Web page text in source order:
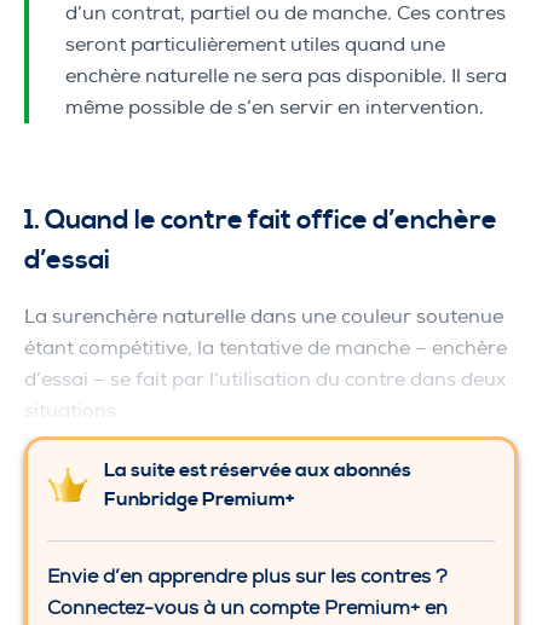
d’un contrat, partiel ou de manche. Ces contres
seront particulièrement utiles quand une
enchère naturelle ne sera pas disponible. Il sera
même possible de s’en servir en intervention.
1. Quand le contre fait office d’enchère
d’essai
La surenchère naturelle dans une couleur soutenue
étant compétitive, la tentative de manche – enchère
d’essai – se fait par l’utilisation du contre dans deux
situations :
La suite est réservée aux abonnés
Funbridge Premium+
Envie d’en apprendre plus sur les contres ?
Connectez-vous à un compte Premium+ en